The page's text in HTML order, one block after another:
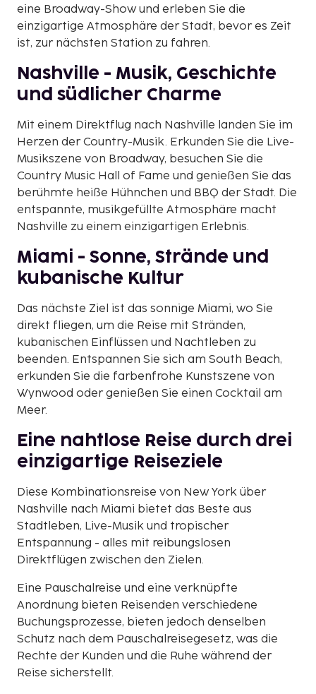
eine Broadway-Show und erleben Sie die
einzigartige Atmosphäre der Stadt, bevor es Zeit
ist, zur nächsten Station zu fahren.
Nashville - Musik, Geschichte
und südlicher Charme
Mit einem Direktflug nach Nashville landen Sie im
Herzen der Country-Musik. Erkunden Sie die Live-
Musikszene von Broadway, besuchen Sie die
Country Music Hall of Fame und genießen Sie das
berühmte heiße Hühnchen und BBQ der Stadt. Die
entspannte, musikgefüllte Atmosphäre macht
Nashville zu einem einzigartigen Erlebnis.
Miami - Sonne, Strände und
kubanische Kultur
Das nächste Ziel ist das sonnige Miami, wo Sie
direkt fliegen, um die Reise mit Stränden,
kubanischen Einflüssen und Nachtleben zu
beenden. Entspannen Sie sich am South Beach,
erkunden Sie die farbenfrohe Kunstszene von
Wynwood oder genießen Sie einen Cocktail am
Meer.
Eine nahtlose Reise durch drei
einzigartige Reiseziele
Diese Kombinationsreise von New York über
Nashville nach Miami bietet das Beste aus
Stadtleben, Live-Musik und tropischer
Entspannung - alles mit reibungslosen
Direktflügen zwischen den Zielen.
Eine Pauschalreise und eine verknüpfte
Anordnung bieten Reisenden verschiedene
Buchungsprozesse, bieten jedoch denselben
Schutz nach dem Pauschalreisegesetz, was die
Rechte der Kunden und die Ruhe während der
Reise sicherstellt.